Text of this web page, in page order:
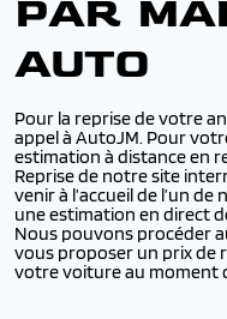
PAR
AUTO
Pour la reprise de votre
appel à AutoJM. Pour
estimation à distance en
Reprise de notre site
venir à l’accueil de l’un
une estimation en direct
Nous pouvons procéder
vous proposer un prix de
votre voiture au moment